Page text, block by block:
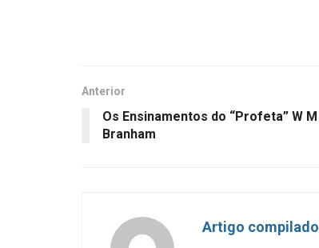
Anterior
Os Ensinamentos do “Profeta” W M
Branham
Artigo compilado